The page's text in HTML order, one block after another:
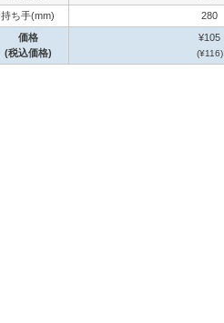
持ち手(mm)
280
価格
(税込価格)
¥105
(¥116)